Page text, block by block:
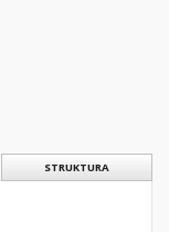
STRUKTURA